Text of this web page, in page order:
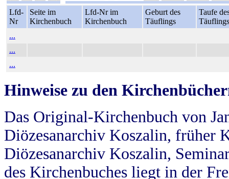
Lfd-
Nr
Seite im
Kirchenbuch
Lfd-Nr im
Kirchenbuch
Geburt des
Täuflings
Taufe
Täuflings
...
...
...
Hinweise zu den
Das Original-Kirchenbuch von
Diözesanarchiv Koszalin, früher
Diözesanarchiv Koszalin,
des Kirchenbuches liegt in der